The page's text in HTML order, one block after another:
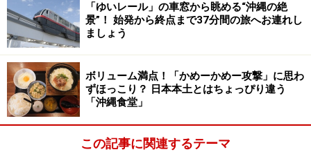
ミガメの産卵地としてもよく知られていました。海開き
イベントでは、海の安全祈願に始まり、エビの掴み取り
や宝探しなど、大人も子供も楽しめる催し物が予定され
ているので、八重山旅行を計画している人は、西表島に
立ち寄ってみてはいかがでしょうか。
「ゆいレール」の車窓から眺める“沖縄の絶
景”！ 始発から終点まで37分間の旅へお連れし
ましょう
ボリューム満点！「かめーかめー攻撃」に思わ
ずほっこり？ 日本本土とはちょっぴり違う
「沖縄食堂」
この記事に関連するテーマ